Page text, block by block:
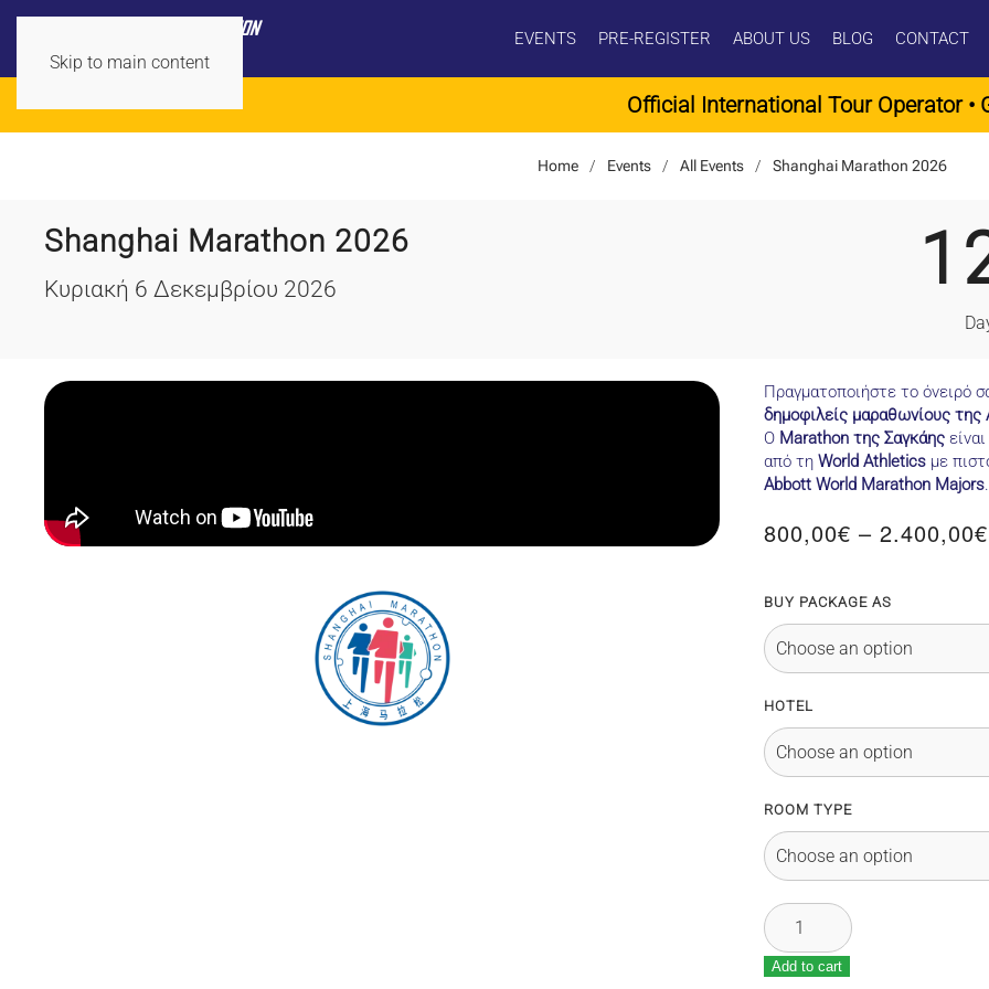
Skip to main content
EVENTS PRE-REGISTER ABOUT US BLOG CONTACT
Official International Tour Operator •
Home Events All Events Shanghai Marathon 2026
Shanghai Marathon 2026
Κυριακή 6 Δεκεμβρίου 2026 1
Πραγματοποιήστε το όνειρό
δημοφιλείς μαραθωνίους της
Ο Marathon της Σαγκάης
από τη World Athletics με
Abbott World Marathon Majors.
800,00€ – 2.400,00€
BUY PACKAGE AS
HOTEL
ROOM TYPE
Shanghai
Marathon
2026
Add to cart